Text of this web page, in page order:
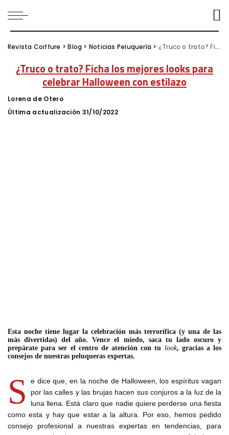
Revista Coiffure >Blog > Noticias Peluquería > ¿Truco o trato? Ficha los mejores looks para celebrar Halloween con estilazo
¿Truco o trato? Ficha los mejores looks para
celebrar Halloween con estilazo
Posted
by
Lorena de Otero
Última actualización 31/10/2022
Esta noche tiene lugar la celebración más terrorífica (y una de las
más divertidas) del año. Vence el miedo, saca tu lado oscuro y
prepárate para ser el centro de atención con tu look, gracias a los
consejos de nuestras peluqueras expertas.
S
e dice que, en la noche de Halloween, los espíritus vagan
por las calles y las brujas hacen sus conjuros a la luz de la
luna llena. Está claro que nadie quiere perderse una fiesta
como esta y hay que estar a la altura. Por eso, hemos pedido
consejo profesional a nuestras expertas en tendencias, para